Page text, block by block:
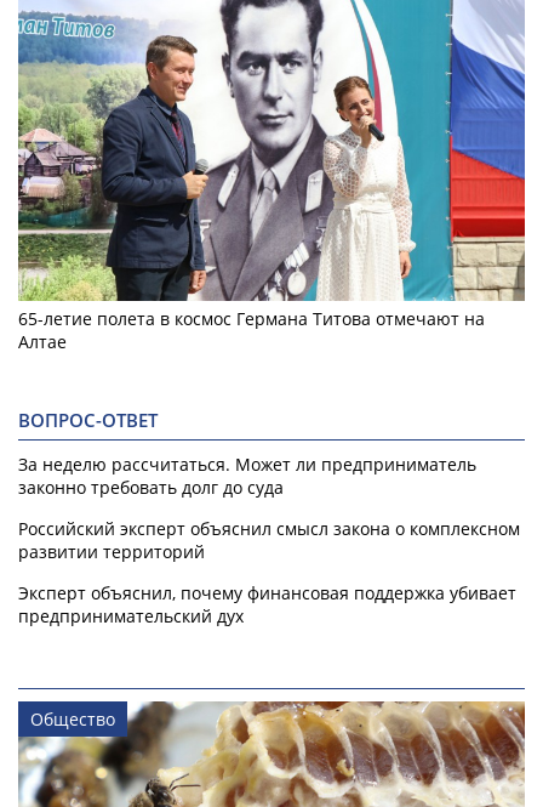
65-летие полета в космос Германа Титова отмечают на
Алтае
ВОПРОС-ОТВЕТ
За неделю рассчитаться. Может ли предприниматель
законно требовать долг до суда
Российский эксперт объяснил смысл закона о комплексном
развитии территорий
Эксперт объяснил, почему финансовая поддержка убивает
предпринимательский дух
Общество